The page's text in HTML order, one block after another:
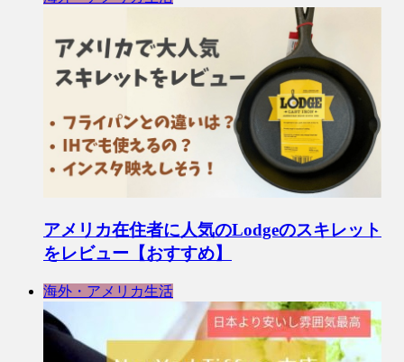
アメリカ在住者に人気のLodgeのスキレット
をレビュー【おすすめ】
海外・アメリカ生活